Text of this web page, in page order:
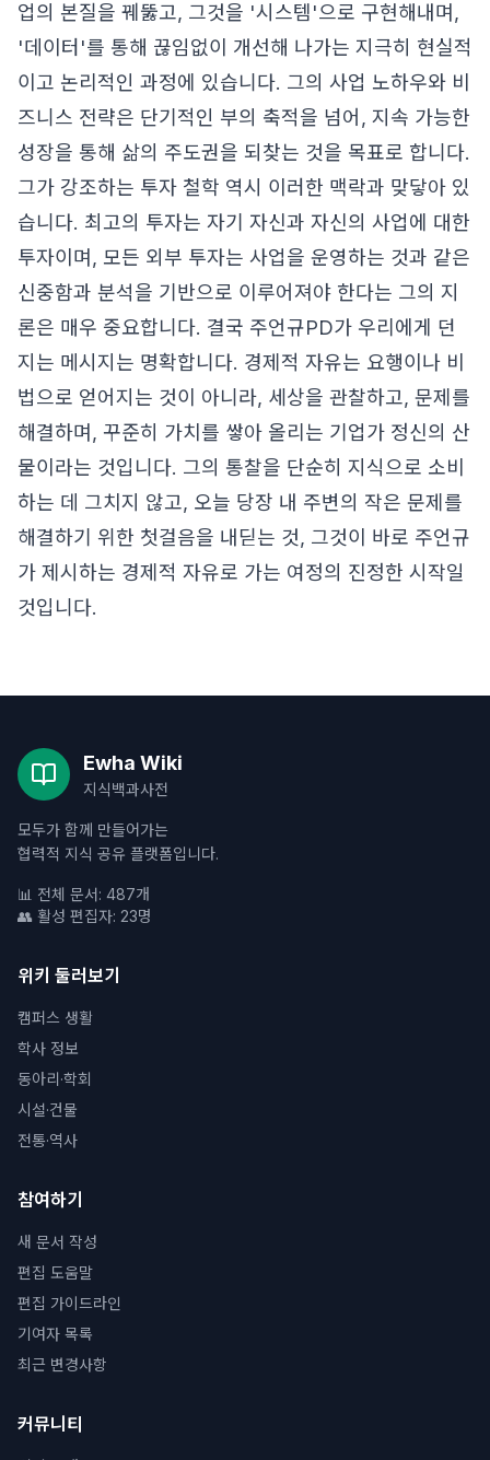
업의 본질을 꿰뚫고, 그것을 '시스템'으로 구현해내며,
'데이터'를 통해 끊임없이 개선해 나가는 지극히 현실적
이고 논리적인 과정에 있습니다. 그의 사업 노하우와 비
즈니스 전략은 단기적인 부의 축적을 넘어, 지속 가능한
성장을 통해 삶의 주도권을 되찾는 것을 목표로 합니다.
그가 강조하는 투자 철학 역시 이러한 맥락과 맞닿아 있
습니다. 최고의 투자는 자기 자신과 자신의 사업에 대한
투자이며, 모든 외부 투자는 사업을 운영하는 것과 같은
신중함과 분석을 기반으로 이루어져야 한다는 그의 지
론은 매우 중요합니다. 결국 주언규PD가 우리에게 던
지는 메시지는 명확합니다. 경제적 자유는 요행이나 비
법으로 얻어지는 것이 아니라, 세상을 관찰하고, 문제를
해결하며, 꾸준히 가치를 쌓아 올리는 기업가 정신의 산
물이라는 것입니다. 그의 통찰을 단순히 지식으로 소비
하는 데 그치지 않고, 오늘 당장 내 주변의 작은 문제를
해결하기 위한 첫걸음을 내딛는 것, 그것이 바로 주언규
가 제시하는 경제적 자유로 가는 여정의 진정한 시작일
것입니다.
Ewha Wiki
지식백과사전
모두가 함께 만들어가는
협력적 지식 공유 플랫폼입니다.
📊 전체 문서: 487개
👥 활성 편집자: 23명
위키 둘러보기
캠퍼스 생활
학사 정보
동아리·학회
시설·건물
전통·역사
참여하기
새 문서 작성
편집 도움말
편집 가이드라인
기여자 목록
최근 변경사항
커뮤니티